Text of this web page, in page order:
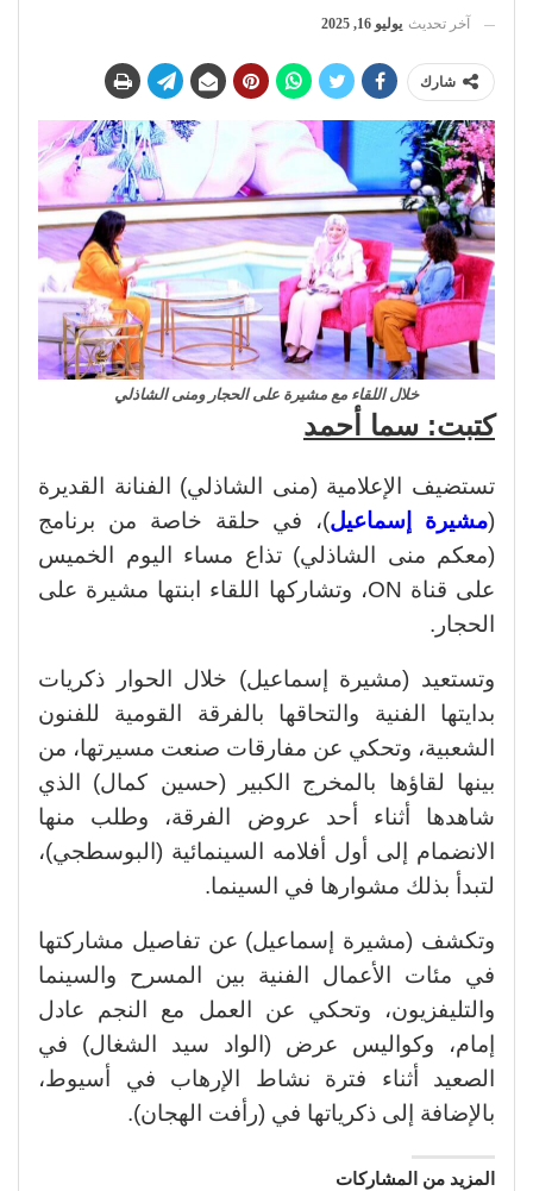
آخر تحديث يوليو 16, 2025
شارك
خلال اللقاء مع مشيرة على الحجار ومنى الشاذلي
كتبت: سما أحمد
تستضيف الإعلامية (منى الشاذلي) الفنانة القديرة
(مشيرة إسماعيل)، في حلقة خاصة من برنامج
(معكم منى الشاذلي) تذاع مساء اليوم الخميس
على قناة ON، وتشاركها اللقاء ابنتها مشيرة على
الحجار.
وتستعيد (مشيرة إسماعيل) خلال الحوار ذكريات
بدايتها الفنية والتحاقها بالفرقة القومية للفنون
الشعبية، وتحكي عن مفارقات صنعت مسيرتها، من
بينها لقاؤها بالمخرج الكبير (حسين كمال) الذي
شاهدها أثناء أحد عروض الفرقة، وطلب منها
الانضمام إلى أول أفلامه السينمائية (البوسطجي)،
لتبدأ بذلك مشوارها في السينما.
وتكشف (مشيرة إسماعيل) عن تفاصيل مشاركتها
في مئات الأعمال الفنية بين المسرح والسينما
والتليفزيون، وتحكي عن العمل مع النجم عادل
إمام، وكواليس عرض (الواد سيد الشغال) في
الصعيد أثناء فترة نشاط الإرهاب في أسيوط،
بالإضافة إلى ذكرياتها في (رأفت الهجان).
المزيد من المشاركات